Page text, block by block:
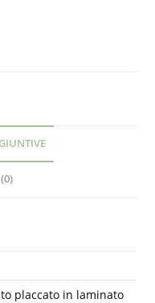
placcato in laminato